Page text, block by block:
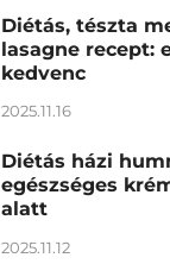
Diétás, tészta
lasagne recept:
kedvenc
2025.11.16
Diétás házi
egészséges
alatt
2025.11.12